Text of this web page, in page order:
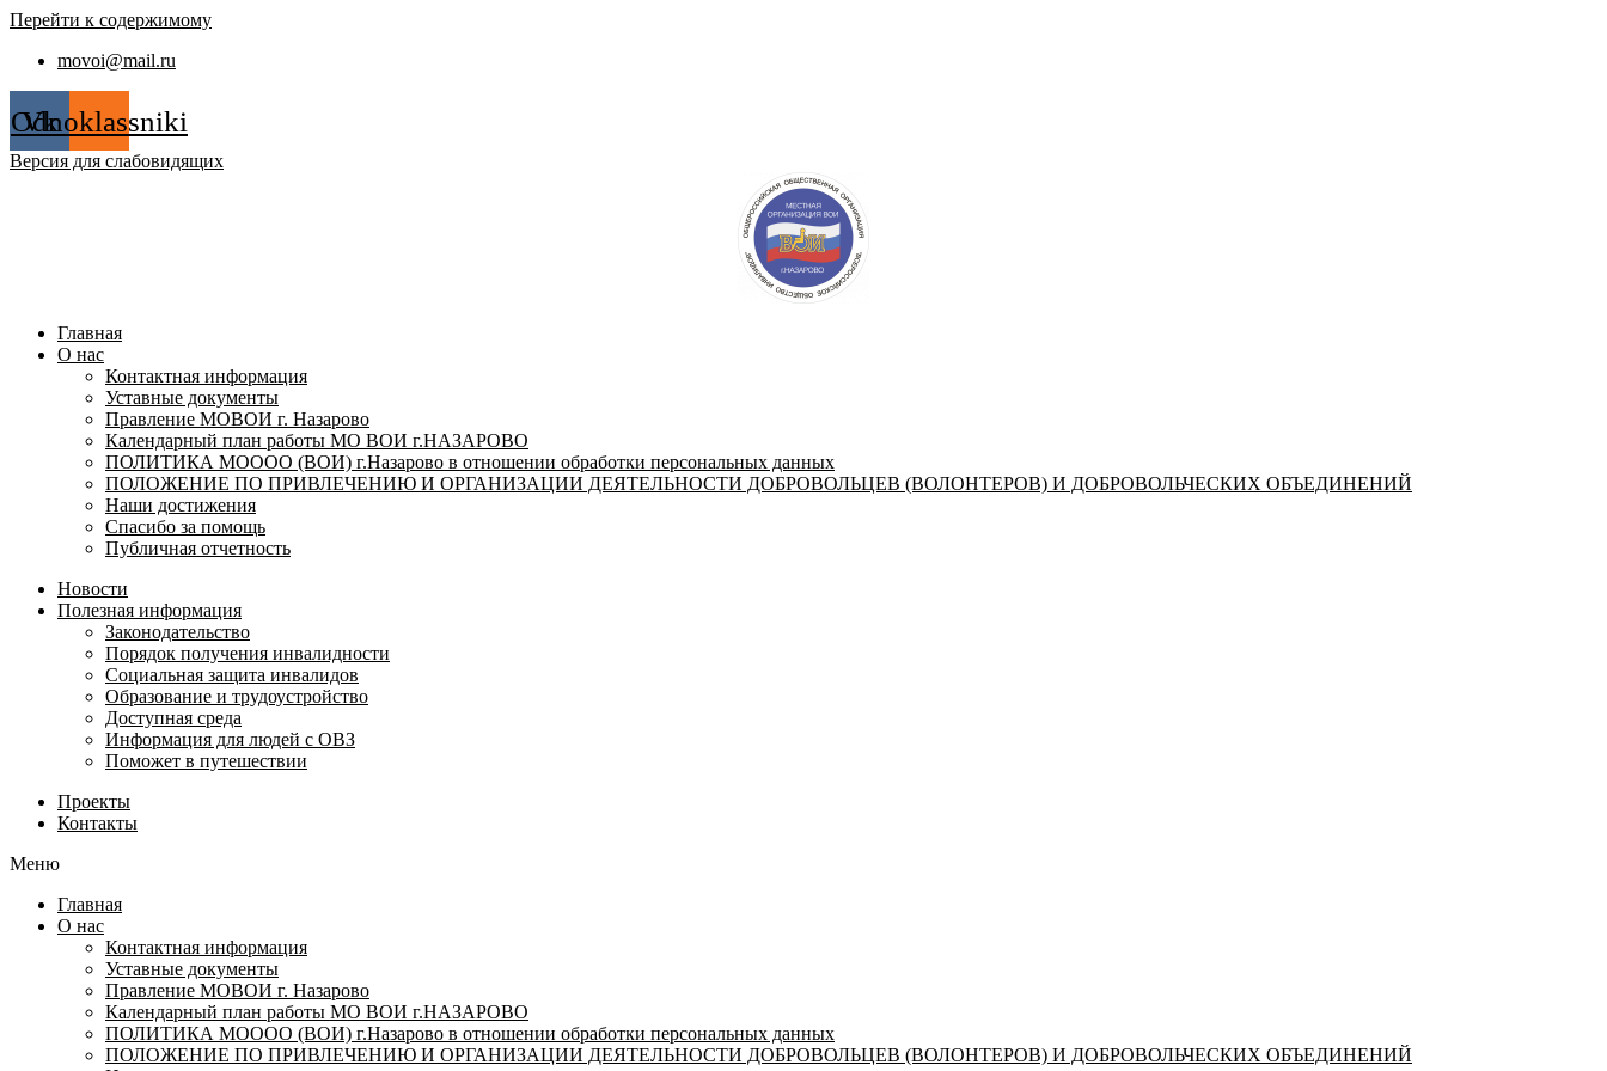
Перейти к содержимому
movoi@mail.ru
Vk
Odnoklassniki
Версия для слабовидящих
Главная
О нас
Контактная информация
Уставные документы
Правление МОВОИ г. Назарово
Календарный план работы МО ВОИ г.НАЗАРОВО
ПОЛИТИКА МОООО (ВОИ) г.Назарово в отношении обработки персональных данных
ПОЛОЖЕНИЕ ПО ПРИВЛЕЧЕНИЮ И ОРГАНИЗАЦИИ ДЕЯТЕЛЬНОСТИ ДОБРОВОЛЬЦЕВ (ВОЛОНТЕРОВ) И ДОБРОВОЛЬЧЕСКИХ ОБЪЕДИНЕНИЙ
Наши достижения
Спасибо за помощь
Публичная отчетность
Новости
Полезная информация
Законодательство
Порядок получения инвалидности
Социальная защита инвалидов
Образование и трудоустройство
Доступная среда
Информация для людей с ОВЗ
Поможет в путешествии
Проекты
Контакты
Меню
Главная
О нас
Контактная информация
Уставные документы
Правление МОВОИ г. Назарово
Календарный план работы МО ВОИ г.НАЗАРОВО
ПОЛИТИКА МОООО (ВОИ) г.Назарово в отношении обработки персональных данных
ПОЛОЖЕНИЕ ПО ПРИВЛЕЧЕНИЮ И ОРГАНИЗАЦИИ ДЕЯТЕЛЬНОСТИ ДОБРОВОЛЬЦЕВ (ВОЛОНТЕРОВ) И ДОБРОВОЛЬЧЕСКИХ ОБЪЕДИНЕНИЙ